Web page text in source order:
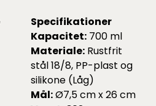
Specifikationer
Kapacitet: 700 ml
Materiale: Rustfrit
stål 18/8, PP-plast og
silikone (Låg)
Mål:Ø7,5 cm x 26 cm